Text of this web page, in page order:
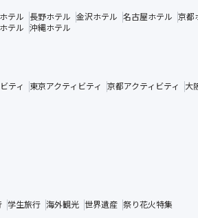
テル 長野ホテル 金沢ホテル 名古屋ホテル 京都
テル 沖縄ホテル
ティ 東京アクティビティ 京都アクティビティ 大
学生旅行 海外観光 世界遺産 祭り花火特集